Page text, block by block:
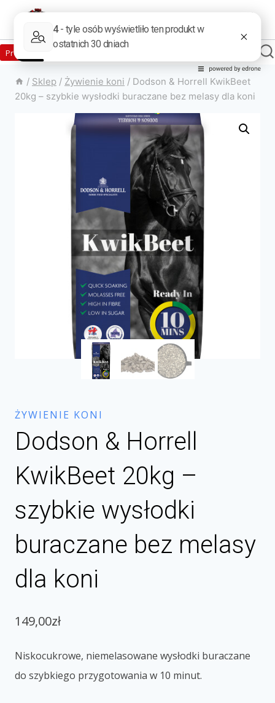
Produkty w sklepie
/ Sklep / Żywienie koni / Dodson & Horrell KwikBeet
20kg – szybkie wysłodki buraczane bez melasy dla koni
ŻYWIENIE KONI
Dodson & Horrell
KwikBeet 20kg –
szybkie wysłodki
buraczane bez melasy
dla koni
149,00zł
Niskocukrowe, niemelasowane wysłodki buraczane
do szybkiego przygotowania w 10 minut.